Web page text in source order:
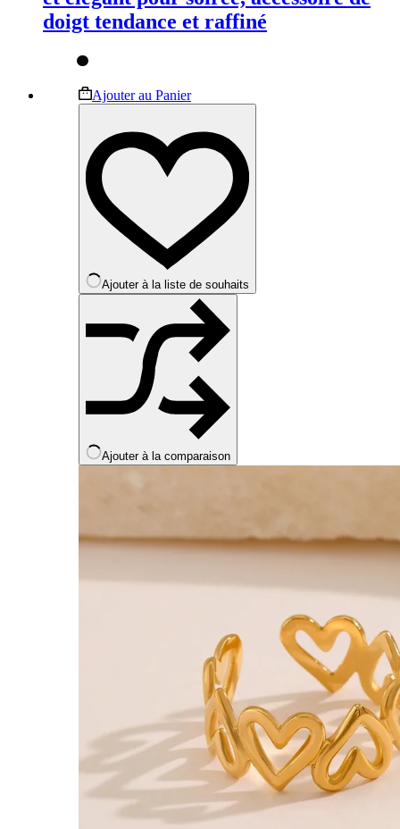
doigt tendance et raffiné
Ajouter au PanierCe
plusieurs
variations.
options
peuvent
être
choisies
sur
page
du
produit
Ajouter à la liste de souhaits
Ajouter à la comparaison